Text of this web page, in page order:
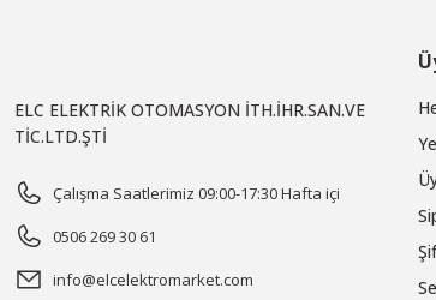
ELC ELEKTRİK OTOMASYON İTH.İHR.SAN.VE
TİC.LTD.ŞTİ
Çalışma Saatlerimiz 09:00-17:30 Hafta içi
0506 269 30 61
info@elcelektromarket.com